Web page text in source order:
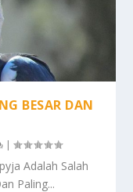
BESAR DAN
|
Adalah Salah
Paling...